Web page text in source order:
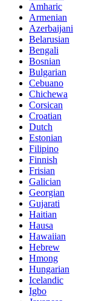
Amharic
Armenian
Azerbaijani
Belarusian
Bengali
Bosnian
Bulgarian
Cebuano
Chichewa
Corsican
Croatian
Dutch
Estonian
Filipino
Finnish
Frisian
Galician
Georgian
Gujarati
Haitian
Hausa
Hawaiian
Hebrew
Hmong
Hungarian
Icelandic
Igbo